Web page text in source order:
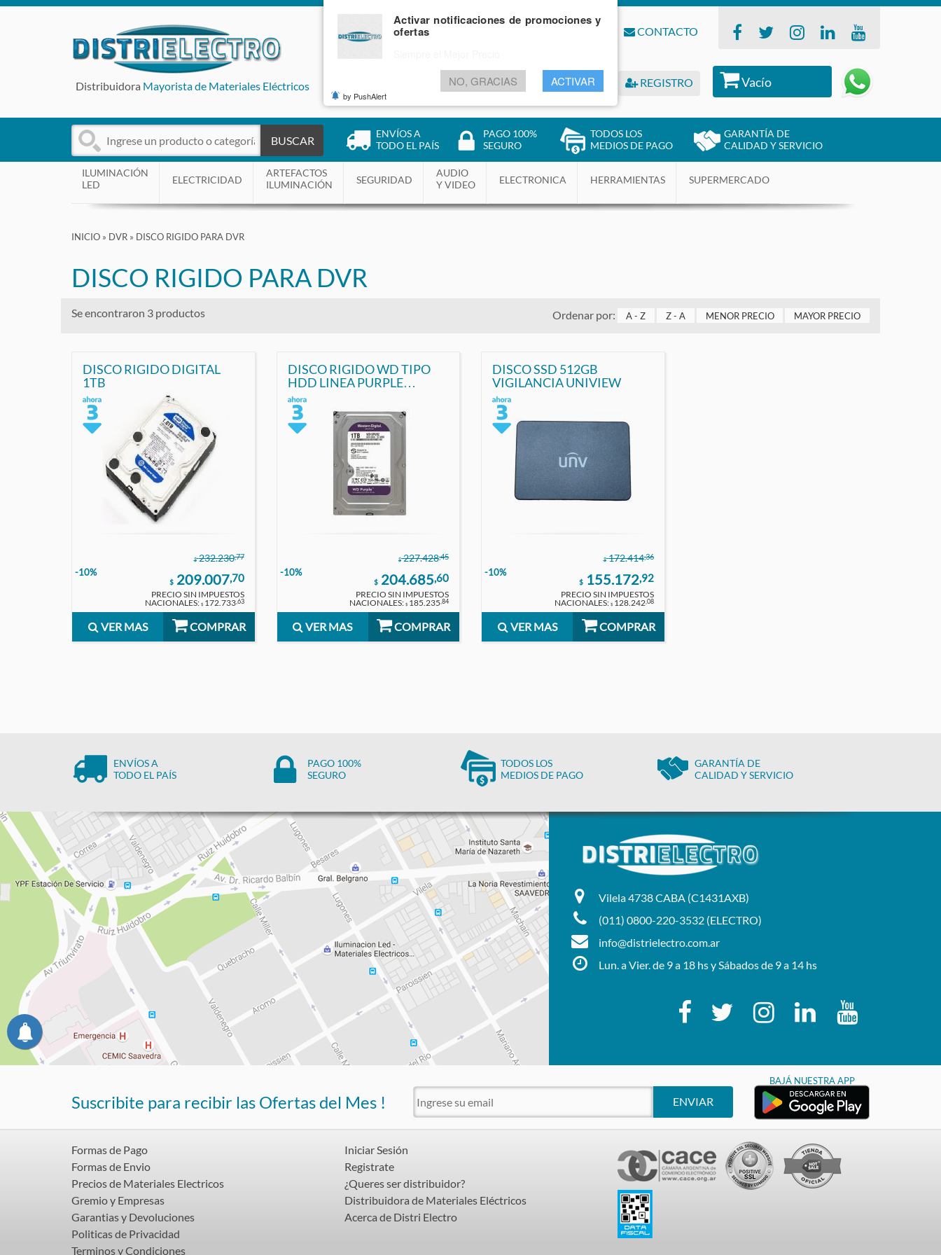
Distribuidora Mayorista de Materiales Eléctricos
BLOG CONTACTO
INGRESAR REGISTRO Vacío
BUSCAR
ENVÍOS A
TODO EL PAÍS
PAGO 100%
SEGURO
TODOS LOS
MEDIOS DE PAGO
GARANTÍA DE
CALIDAD Y SERVICIO
ILUMINACIÓN
LED
ELECTRICIDAD
ARTEFACTOS
ILUMINACIÓN
SEGURIDAD
AUDIO
Y VIDEO
ELECTRONICA HERRAMIENTAS SUPERMERCADO
INICIO » DVR » DISCO RIGIDO PARA DVR
DISCO RIGIDO PARA DVR
Se encontraron 3 productos Ordenar por: A - Z Z - A MENOR PRECIO MAYOR PRECIO
DISCO RIGIDO DIGITAL
1TB
$ 232.230,77
-10%
$ 209.007,70
PRECIO SIN IMPUESTOS
NACIONALES: $ 172.733,63
VER MAS COMPRAR
DISCO RIGIDO WD TIPO
HDD LINEA PURPLE
CAPACIDAD 1TB UNIVIEW
$ 227.428,45
-10%
$ 204.685,60
PRECIO SIN IMPUESTOS
NACIONALES: $ 185.235,84
VER MAS COMPRAR
DISCO SSD 512GB
VIGILANCIA UNIVIEW
$ 172.414,36
-10%
$ 155.172,92
PRECIO SIN IMPUESTOS
NACIONALES: $ 128.242,08
VER MAS COMPRAR
ENVÍOS A
TODO EL PAÍS
PAGO 100%
SEGURO
TODOS LOS
MEDIOS DE PAGO
GARANTÍA DE
CALIDAD Y SERVICIO
Vilela 4738 CABA (C1431AXB)
(011) 0800-220-3532 (ELECTRO)
info@distrielectro.com.ar
Lun. a Vier. de 9 a 18 hs y Sábados de 9 a 14 hs
Suscribite para recibir las Ofertas del Mes ! ENVIAR
BAJÁ NUESTRA APP
Formas de Pago
Formas de Envio
Precios de Materiales Electricos
Gremio y Empresas
Garantias y Devoluciones
Politicas de Privacidad
Terminos y Condiciones
Iniciar Sesión
Registrate
¿Queres ser distribuidor?
Distribuidora de Materiales Eléctricos
Acerca de Distri Electro
Activar notificaciones de promociones y
ofertas
NO, GRACIAS ACTIVAR
by PushAlert